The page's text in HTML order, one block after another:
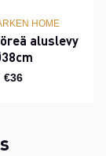
HOME
aluslevy
€36